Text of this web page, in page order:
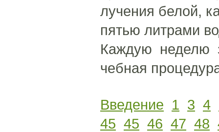
лучения белой,
пятью литрами
Каждую неделю
чебная
Введение 1 3 4
45 45 46 47 48